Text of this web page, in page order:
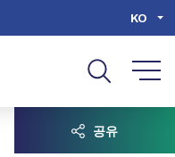
KO
공유